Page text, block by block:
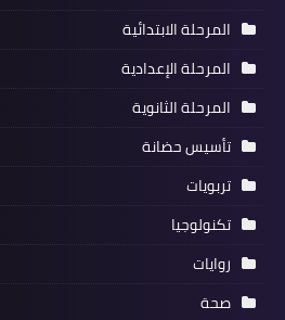
المرحلة الابتدائية
المرحلة الإعدادية
المرحلة الثانوية
تأسيس حضانة
تربويات
تكنولوجيا
روايات
صحة